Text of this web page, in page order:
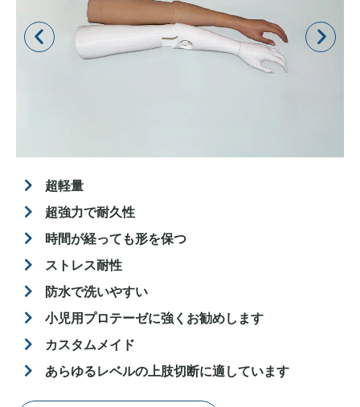
超軽量
超強力で耐久性
時間が経っても形を保つ
ストレス耐性
防水で洗いやすい
小児用プロテーゼに強くお勧めします
カスタムメイド
あらゆるレベルの上肢切断に適しています